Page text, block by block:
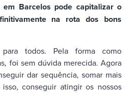
Barcelos pode capitalizar o
na rota dos bons
todos. Pela forma como
foi sem dúvida merecida. Agora
dar sequência, somar mais
conseguir atingir os nossos